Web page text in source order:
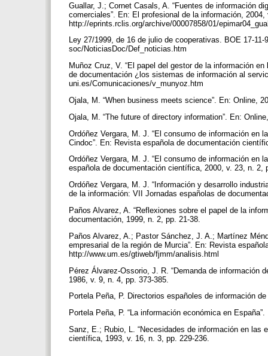
Guallar, J.; Cornet Casals, A. “Fuentes de información
comerciales”. En: El profesional de la información,
http://eprints.rclis.org/archive/00007858/01/
Ley 27/1999, de 16 de julio de cooperativas. BOE 17-
soc/NoticiasDoc/Def_noticias.htm
Muñoz Cruz, V. “El papel del gestor de la información
de documentación ¿los sistemas de información al
uni.es/Comunicaciones/v_munyoz.htm
Ojala, M. “When business meets science”. En: Online,
Ojala, M. “The future of directory information”. En:
Ordóñez Vergara, M. J. “El consumo de información en
Cindoc”. En: Revista española de documentación
Ordóñez Vergara, M. J. “El consumo de información en
española de documentación científica, 2000, v. 23, n. 2,
Ordóñez Vergara, M. J. “Información y desarrollo
de la información: VII Jornadas españolas de
Paños Alvarez, A. “Reflexiones sobre el papel de la
documentación, 1999, n. 2, pp. 21-38.
Paños Alvarez, A.; Pastor Sánchez, J. A.; Martínez
empresarial de la región de Murcia”. En: Revista
http://www.um.es/gtiweb/fjmm/analisis.html
Pérez Álvarez-Ossorio, J. R. “Demanda de información
1986, v. 9, n. 4, pp. 373-385.
Portela Peña, P. Directorios españoles de información
Portela Peña, P. “La información económica en
Sanz, E.; Rubio, L. “Necesidades de información en las
científica, 1993, v. 16, n. 3, pp. 229-236.